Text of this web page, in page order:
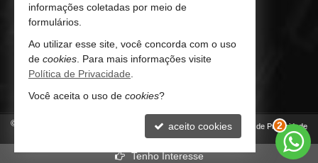
Indicadores Financeiros
Imóveis Favoritos
Mapa de Imóveis
© Política de Privacidade
2
Tenho Interesse
informações coletadas por meio de
formulários.
Ao utilizar esse site, você concorda com o uso
de cookies . Para mais informações visite
Política de Privacidade
Você aceita o uso de cookies?
aceito cookies